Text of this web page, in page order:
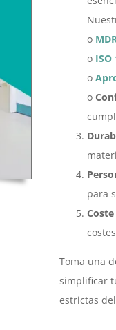
o
o ISO
o
o
para
Toma una
simplificar
estrictas